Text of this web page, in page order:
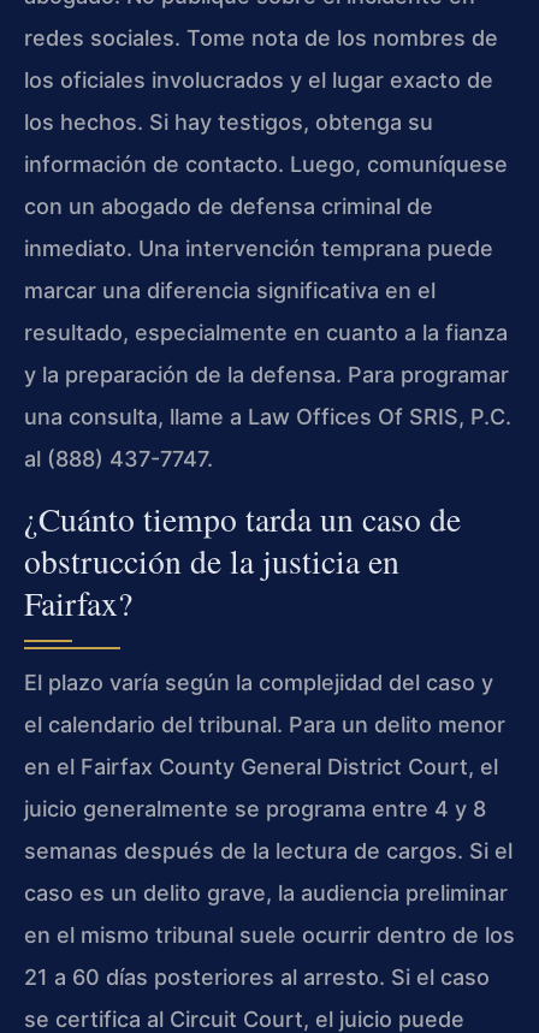
redes sociales. Tome nota de los nombres de
los oficiales involucrados y el lugar exacto de
los hechos. Si hay testigos, obtenga su
información de contacto. Luego, comuníquese
con un abogado de defensa criminal de
inmediato. Una intervención temprana puede
marcar una diferencia significativa en el
resultado, especialmente en cuanto a la fianza
y la preparación de la defensa. Para programar
una consulta, llame a Law Offices Of SRIS, P.C.
al (888) 437-7747.
¿Cuánto tiempo tarda un caso de
obstrucción de la justicia en
Fairfax?
El plazo varía según la complejidad del caso y
el calendario del tribunal. Para un delito menor
en el Fairfax County General District Court, el
juicio generalmente se programa entre 4 y 8
semanas después de la lectura de cargos. Si el
caso es un delito grave, la audiencia preliminar
en el mismo tribunal suele ocurrir dentro de los
21 a 60 días posteriores al arresto. Si el caso
se certifica al Circuit Court, el juicio puede